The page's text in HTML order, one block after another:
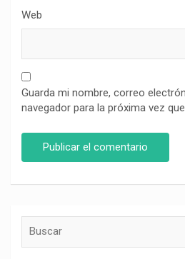
Web
Guarda mi nombre, correo
navegador para la próxima vez